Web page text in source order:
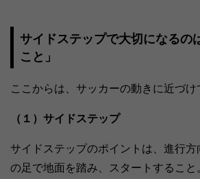
サイドステップで大切になるの
こと」
ここからは、サッカーの動きに近づけ
（１）サイドステップ
サイドステップのポイントは、進行
の足で地面を踏み、スタートすること